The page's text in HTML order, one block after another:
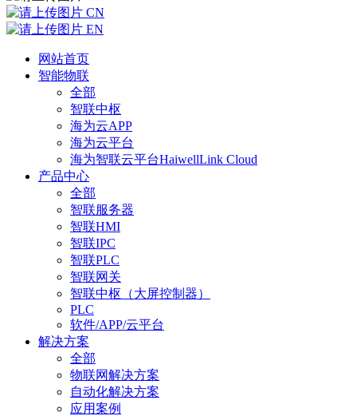
CN
EN
网站首页
智能物联
全部
智联中枢
海为云APP
海为云平台
海为智联云平台HaiwellLink Cloud
产品中心
全部
智联服务器
智联HMI
智联IPC
智联PLC
智联网关
智联中枢（大屏控制器）
PLC
软件/APP/云平台
解决方案
全部
物联网解决方案
自动化解决方案
应用案例